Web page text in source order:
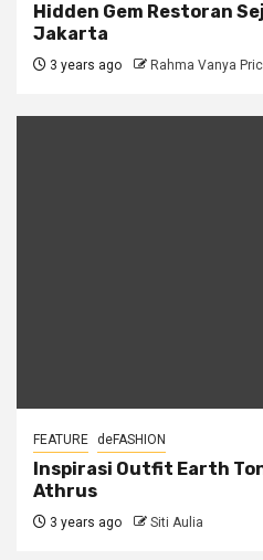
Hidden Gem Restoran
Jakarta
3 years ago Rahma Vanya
FEATURE deFASHION
Inspirasi Outfit Earth
Athrus
3 years ago Siti Aulia